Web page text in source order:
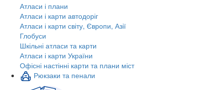
Атласи і плани
Атласи і карти автодоріг
Атласи і карти світу, Європи, Азії
Глобуси
Шкільні атласи та карти
Атласи і карти України
Офісні настінні карти та плани міст
Рюкзаки та пенали